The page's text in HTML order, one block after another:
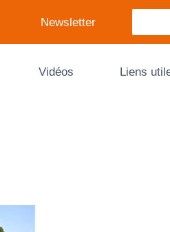
Newsletter
Vidéos Liens